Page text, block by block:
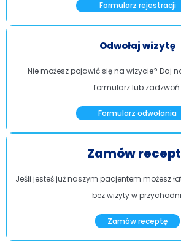
Formularz rejestracji
Odwołaj wizytę
Nie możesz pojawić się na wizycie? Daj
formularz lub zadzwoń.
Formularz odwołania
Zamów
Jeśli jesteś już naszym pacjentem możesz
bez wizyty w
Zamów receptę